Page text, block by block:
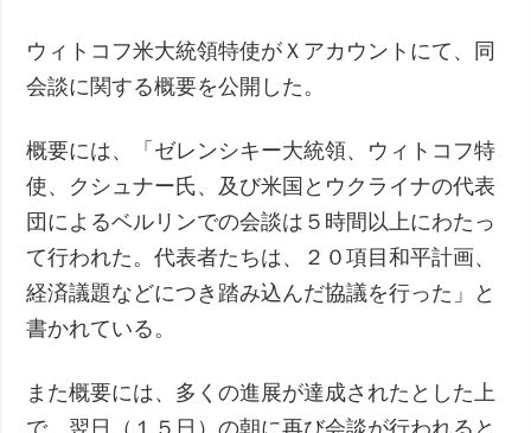
ウィトコフ米大統領特使がＸアカウントにて、同
会談に関する概要を公開した。
概要には、「ゼレンシキー大統領、ウィトコフ特
使、クシュナー氏、及び米国とウクライナの代表
団によるベルリンでの会談は５時間以上にわたっ
て行われた。代表者たちは、２０項目和平計画、
経済議題などにつき踏み込んだ協議を行った」と
書かれている。
また概要には、多くの進展が達成されたとした上
で、翌日（１５日）の朝に再び会談が行われると